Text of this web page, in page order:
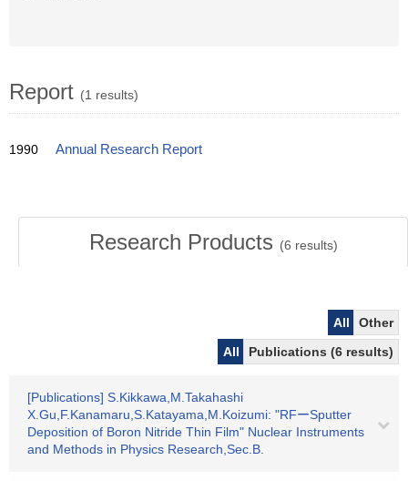
Report (1 results)
1990 Annual Research Report
Research Products (6 results)
All
Other
All
Publications (6 results)
[Publications] S.Kikkawa,M.Takahashi
X.Gu,F.Kanamaru,S.Katayama,M.Koizumi: "RFーSputter
Deposition of Boron Nitride Thin Film" Nuclear Instruments
and Methods in Physics Research,Sec.B.